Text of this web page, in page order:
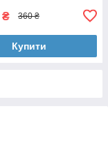
₴ 360 ₴
Купити